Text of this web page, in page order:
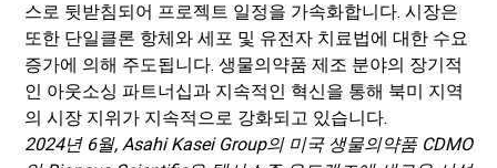
스로 뒷받침되어 프로젝트 일정을 가속화합니다. 시장은
또한 단일클론 항체와 세포 및 유전자 치료법에 대한 수요
증가에 의해 주도됩니다. 생물의약품 제조 분야의 장기적
인 아웃소싱 파트너십과 지속적인 혁신을 통해 북미 지역
의 시장 지위가 지속적으로 강화되고 있습니다.
2024년 6월, Asahi Kasei Group의 미국 생물의약품 CDMO